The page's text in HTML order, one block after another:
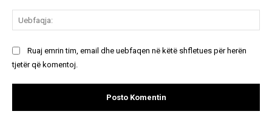
Ruaj emrin tim, email dhe uebfaqen në këtë shfletues për herën
tjetër që komentoj.